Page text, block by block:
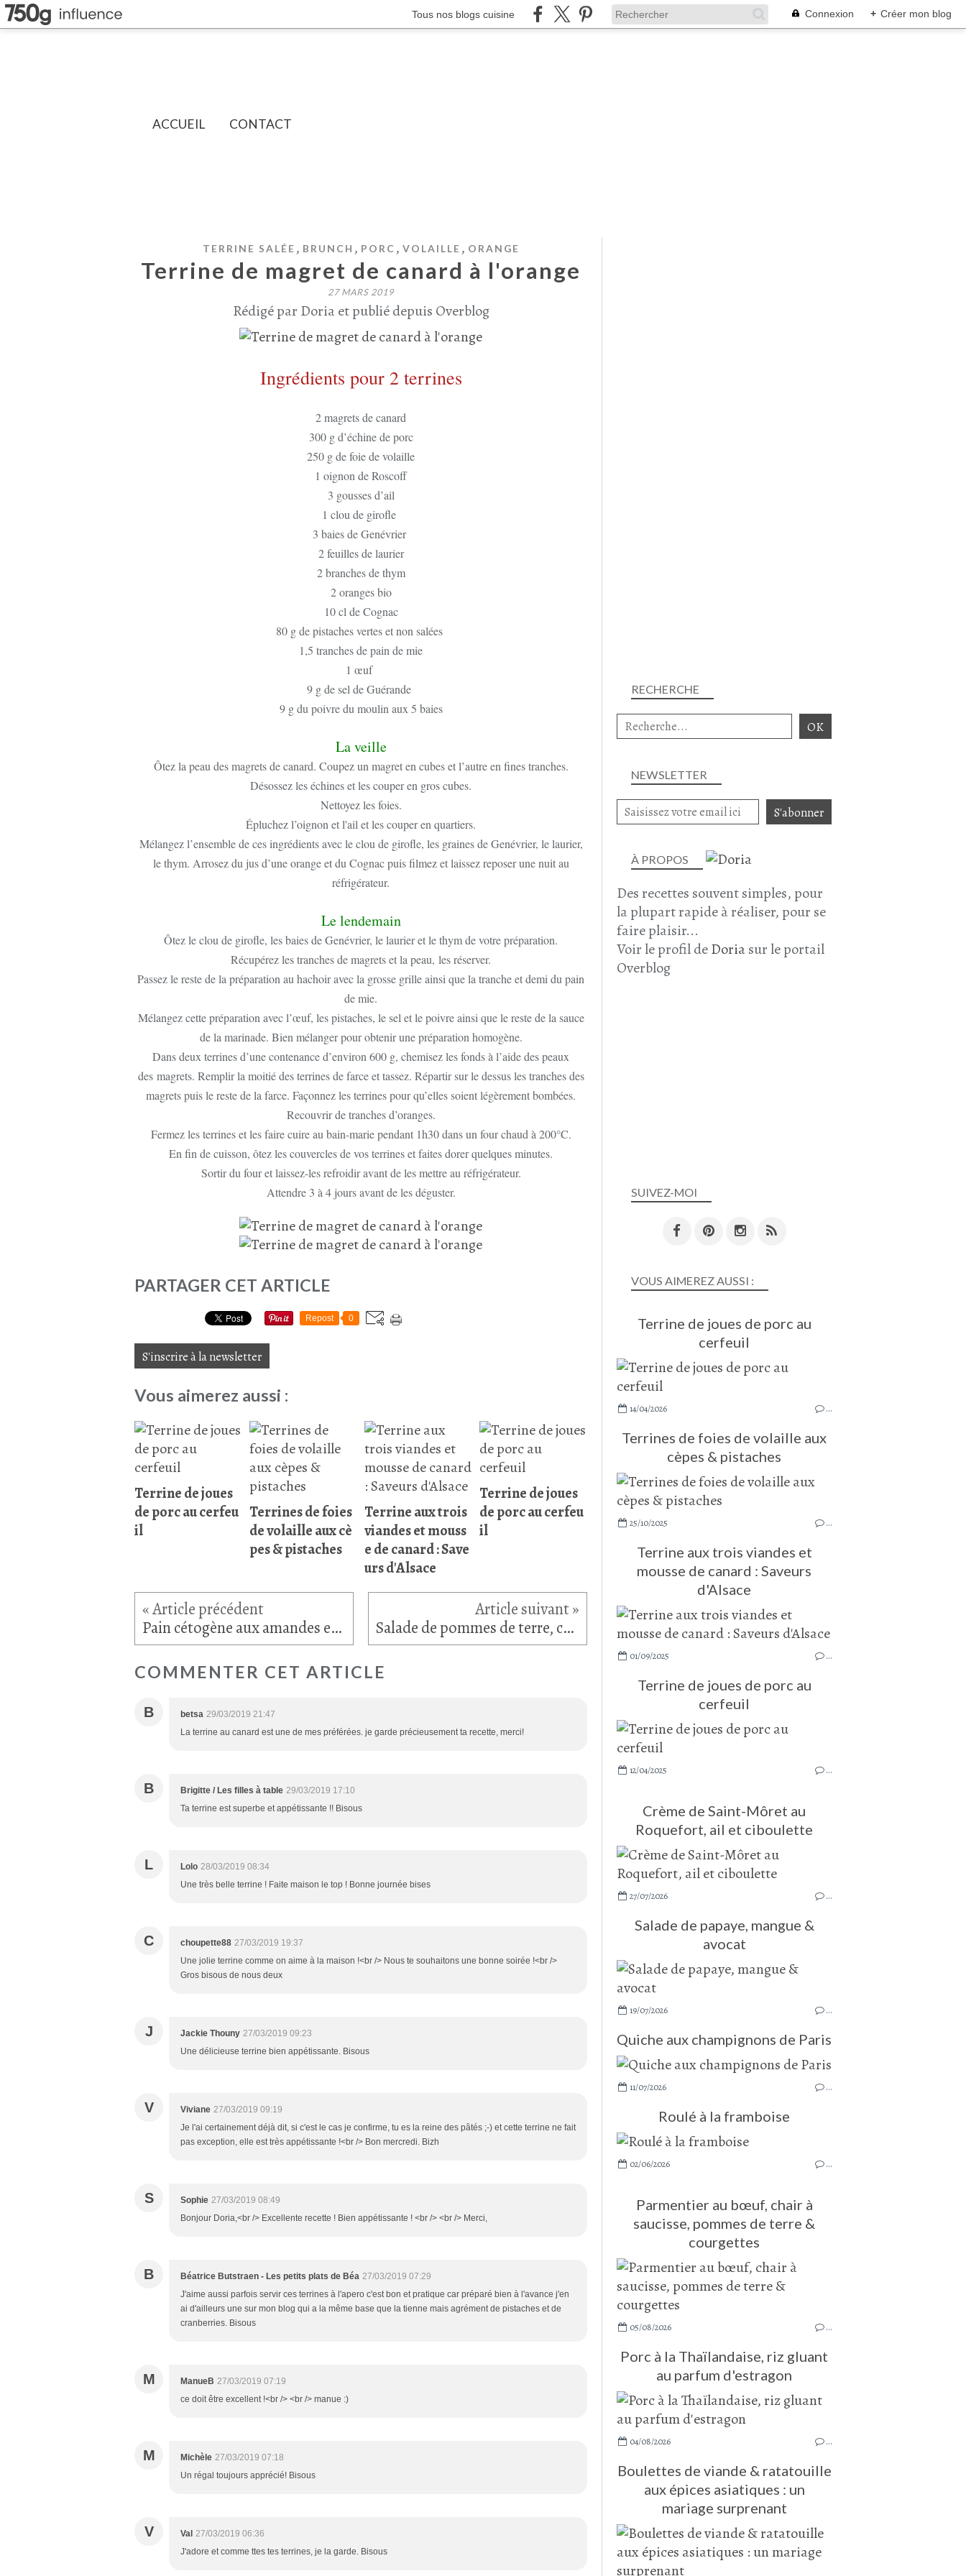
Tous nos blogs cuisine Connexion + Créer mon blog
ACCUEIL CONTACT
TERRINE SALÉE , BRUNCH , PORC , VOLAILLE , ORANGE
Terrine de magret de canard à l'orange
27 MARS 2019
Rédigé par Doria et publié depuis Overblog
Ingrédients pour 2 terrines
2 magrets de canard
300 g d’échine de porc
250 g de foie de volaille
1 oignon de Roscoff
3 gousses d’ail
1 clou de girofle
3 baies de Genévrier
2 feuilles de laurier
2 branches de thym
2 oranges bio
10 cl de Cognac
80 g de pistaches vertes et non salées
1,5 tranches de pain de mie
1 œuf
9 g de sel de Guérande
9 g du poivre du moulin aux 5 baies
La veille
Ôtez la peau des magrets de canard. Coupez un magret en cubes et l’autre en fines tranches.
Désossez les échines et les couper en gros cubes.
Nettoyez les foies.
Épluchez l’oignon et l'ail et les couper en quartiers.
Mélangez l’ensemble de ces ingrédients avec le clou de girofle, les graines de Genévrier, le laurier,
le thym. Arrosez du jus d’une orange et du Cognac puis filmez et laissez reposer une nuit au
réfrigérateur.
Le lendemain
Ôtez le clou de girofle, les baies de Genévrier, le laurier et le thym de votre préparation.
Récupérez les tranches de magrets et la peau, les réserver.
Passez le reste de la préparation au hachoir avec la grosse grille ainsi que la tranche et demi du pain
de mie.
Mélangez cette préparation avec l’œuf, les pistaches, le sel et le poivre ainsi que le reste de la sauce
de la marinade. Bien mélanger pour obtenir une préparation homogène.
Dans deux terrines d’une contenance d’environ 600 g, chemisez les fonds à l’aide des peaux
des magrets. Remplir la moitié des terrines de farce et tassez. Répartir sur le dessus les tranches des
magrets puis le reste de la farce. Façonnez les terrines pour qu’elles soient légèrement bombées.
Recouvrir de tranches d’oranges.
Fermez les terrines et les faire cuire au bain-marie pendant 1h30 dans un four chaud à 200°C.
En fin de cuisson, ôtez les couvercles de vos terrines et faites dorer quelques minutes.
Sortir du four et laissez-les refroidir avant de les mettre au réfrigérateur.
Attendre 3 à 4 jours avant de les déguster.
PARTAGER CET ARTICLE
Repost 0
S'inscrire à la newsletter
Vous aimerez aussi :
Terrine de joues
de porc au cerfeu
il
Terrines de foies
de volaille aux cè
pes & pistaches
Terrine aux trois
viandes et mouss
e de canard : Save
urs d'Alsace
Terrine de joues
de porc au cerfeu
il
Pain cétogène aux amandes et graines de lin Salade de pommes de terre, courgette, avocat... et chorizo
COMMENTER CET ARTICLE
B betsa 29/03/2019 21:47
La terrine au canard est une de mes préférées. je garde précieusement ta recette, merci!
B Brigitte / Les filles à table 29/03/2019 17:10
Ta terrine est superbe et appétissante !! Bisous
L Lolo 28/03/2019 08:34
Une très belle terrine ! Faite maison le top ! Bonne journée bises
C choupette88 27/03/2019 19:37
Une jolie terrine comme on aime à la maison !<br /> Nous te souhaitons une bonne soirée !<br />
Gros bisous de nous deux
J Jackie Thouny 27/03/2019 09:23
Une délicieuse terrine bien appétissante. Bisous
V Viviane 27/03/2019 09:19
Je l'ai certainement déjà dit, si c'est le cas je confirme, tu es la reine des pâtés ;-) et cette terrine ne fait
pas exception, elle est très appétissante !<br /> Bon mercredi. Bizh
S Sophie 27/03/2019 08:49
Bonjour Doria,<br /> Excellente recette ! Bien appétissante ! <br /> <br /> Merci,
B Béatrice Butstraen - Les petits plats de Béa 27/03/2019 07:29
J'aime aussi parfois servir ces terrines à l'apero c'est bon et pratique car préparé bien à l'avance j'en
ai d'ailleurs une sur mon blog qui a la même base que la tienne mais agrément de pistaches et de
cranberries. Bisous
M ManueB 27/03/2019 07:19
ce doit être excellent !<br /> <br /> manue :)
M Michèle 27/03/2019 07:18
Un régal toujours apprécié! Bisous
V Val 27/03/2019 06:36
J'adore et comme ttes tes terrines, je la garde. Bisous
NEWSLETTER
SUIVEZ-MOI
RECHERCHE
À PROPOS
Des recettes souvent simples, pour
la plupart rapide à réaliser, pour se
faire plaisir...
Voir le profil deDoriasur le portail
Overblog
VOUS AIMEREZ AUSSI :
Terrine de joues de porc au
cerfeuil
14/04/2026 …
Terrines de foies de volaille aux
cèpes & pistaches
25/10/2025 …
Terrine aux trois viandes et
mousse de canard : Saveurs
d'Alsace
01/09/2025 …
Terrine de joues de porc au
cerfeuil
12/04/2025 …
Crème de Saint-Môret au
Roquefort, ail et ciboulette
27/07/2026 …
Salade de papaye, mangue &
avocat
19/07/2026 …
Quiche aux champignons de Paris
11/07/2026 …
Roulé à la framboise
02/06/2026 …
Parmentier au bœuf, chair à
saucisse, pommes de terre &
courgettes
05/08/2026 …
Porc à la Thaïlandaise, riz gluant
au parfum d'estragon
04/08/2026 …
Boulettes de viande & ratatouille
aux épices asiatiques : un
mariage surprenant